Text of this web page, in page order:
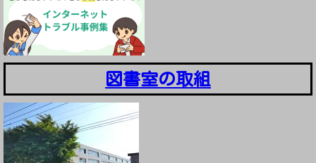
図書室の取組